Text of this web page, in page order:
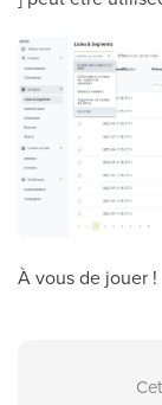
À vous de jouer !